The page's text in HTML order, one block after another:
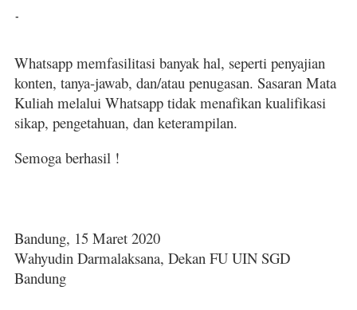
-
Whatsapp memfasilitasi banyak hal, seperti penyajian
konten, tanya-jawab, dan/atau penugasan. Sasaran Mata
Kuliah melalui Whatsapp tidak menafikan kualifikasi
sikap, pengetahuan, dan keterampilan.
Semoga berhasil !
Bandung, 15 Maret 2020
Wahyudin Darmalaksana, Dekan FU UIN SGD
Bandung